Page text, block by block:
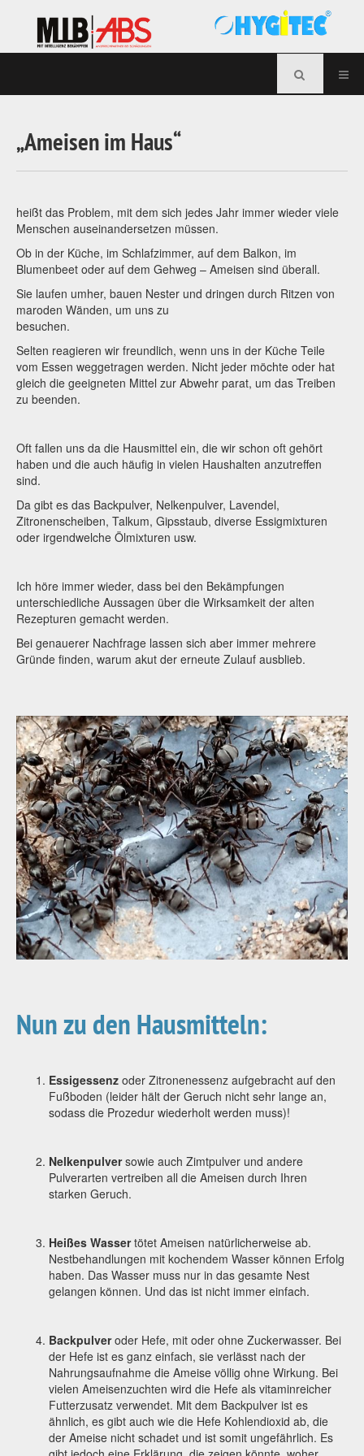
„Ameisen im Haus“
heißt das Problem, mit dem sich jedes Jahr immer wieder viele
Menschen auseinandersetzen müssen.
Ob in der Küche, im Schlafzimmer, auf dem Balkon, im
Blumenbeet oder auf dem Gehweg – Ameisen sind überall.
Sie laufen umher, bauen Nester und dringen durch Ritzen von
maroden Wänden, um uns zu
Selten reagieren wir freundlich, wenn uns in der Küche Teile
vom Essen weggetragen werden. Nicht jeder möchte oder hat
gleich die geeigneten Mittel zur Abwehr parat, um das Treiben
zu beenden.
Oft fallen uns da die Hausmittel ein, die wir schon oft gehört
haben und die auch häufig in vielen Haushalten anzutreffen
sind.
Da gibt es das Backpulver, Nelkenpulver, Lavendel,
Zitronenscheiben, Talkum, Gipsstaub, diverse Essigmixturen
oder irgendwelche Ölmixturen usw.
Ich höre immer wieder, dass bei den Bekämpfungen
unterschiedliche Aussagen über die Wirksamkeit der alten
Rezepturen gemacht werden.
Bei genauerer Nachfrage lassen sich aber immer mehrere
Gründe finden, warum akut der erneute Zulauf ausblieb.
Nun zu den Hausmitteln:
Essigessenz oder Zitronenessenz aufgebracht auf den
Fußboden (leider hält der Geruch nicht sehr lange an,
sodass die Prozedur wiederholt werden muss)!
Nelkenpulversowie auch Zimtpulver und andere
Pulverarten vertreiben all die Ameisen durch Ihren
starken Geruch.
Heißes Wassertötet Ameisen natürlicherweise ab.
Nestbehandlungen mit kochendem Wasser können Erfolg
haben. Das Wasser muss nur in das gesamte Nest
gelangen können. Und das ist nicht immer einfach.
Backpulveroder Hefe, mit oder ohne Zuckerwasser. Bei
der Hefe ist es ganz einfach, sie verlässt nach der
Nahrungsaufnahme die Ameise völlig ohne Wirkung. Bei
vielen Ameisenzuchten wird die Hefe als vitaminreicher
Futterzusatz verwendet. Mit dem Backpulver ist es
ähnlich, es gibt auch wie die Hefe Kohlendioxid ab, die
der Ameise nicht schadet und ist somit ungefährlich. Es